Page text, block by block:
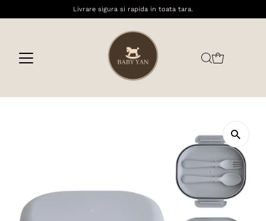
Livrare sigura si rapida in toata tara.